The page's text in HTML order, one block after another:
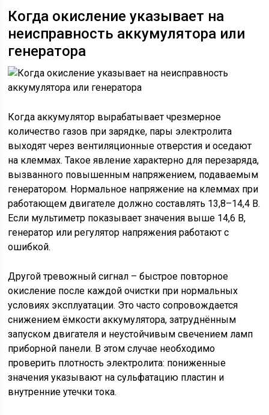
Когда окисление указывает на
неисправность аккумулятора или
генератора
Когда аккумулятор вырабатывает чрезмерное
количество газов при зарядке, пары электролита
выходят через вентиляционные отверстия и оседают
на клеммах. Такое явление характерно для перезаряда,
вызванного повышенным напряжением, подаваемым
генератором. Нормальное напряжение на клеммах при
работающем двигателе должно составлять 13,8–14,4 В.
Если мультиметр показывает значения выше 14,6 В,
генератор или регулятор напряжения работают с
ошибкой.
Другой тревожный сигнал – быстрое повторное
окисление после каждой очистки при нормальных
условиях эксплуатации. Это часто сопровождается
снижением ёмкости аккумулятора, затруднённым
запуском двигателя и неустойчивым свечением ламп
приборной панели. В этом случае необходимо
проверить плотность электролита: пониженные
значения указывают на сульфатацию пластин и
внутренние утечки тока.